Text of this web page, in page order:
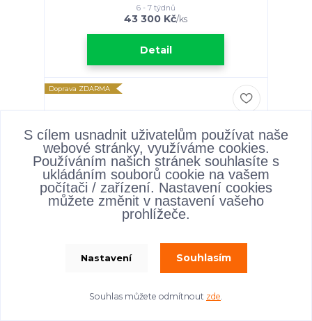
43 300 Kč/ks
6 - 7 týdnů
Detail
Doprava ZDARMA
Jednoduchá a elegantní rozkládací pohovka,
čalouněná v kůži. Kovové nohy 12 cm vysoké.
S cílem usnadnit uživatelům používat naše
webové stránky, využíváme cookies.
Používáním našich stránek souhlasíte s
ukládáním souborů cookie na vašem
počítači / zařízení. Nastavení cookies
můžete změnit v nastavení vašeho
prohlížeče.
Nastavení Souhlasím
Souhlas můžete odmítnout zde